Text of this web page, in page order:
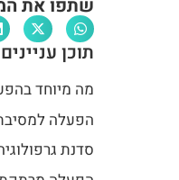
שתפו את
תוכן עניינים
מה מיוחד
הפעלה
סדנת